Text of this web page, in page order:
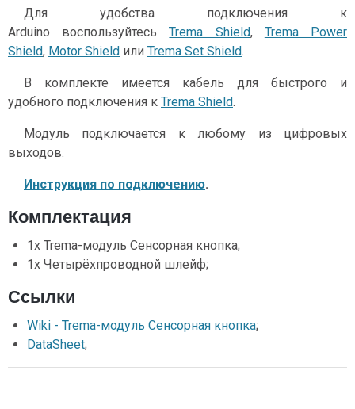
Для удобства подключения к
Arduino воспользуйтесьTrema Shield, Trema Power
Shield, Motor Shield или Trema Set Shield.
В комплекте имеется кабель для быстрого и
удобного подключения к Trema Shield.
Модуль подключается к любому из цифровых
выходов.
Инструкция по подключению.
Комплектация
1x Trema-модуль Сенсорная кнопка;
1x Четырёхпроводной шлейф;
Ссылки
Wiki - Trema-модуль Сенсорная кнопка;
DataSheet;